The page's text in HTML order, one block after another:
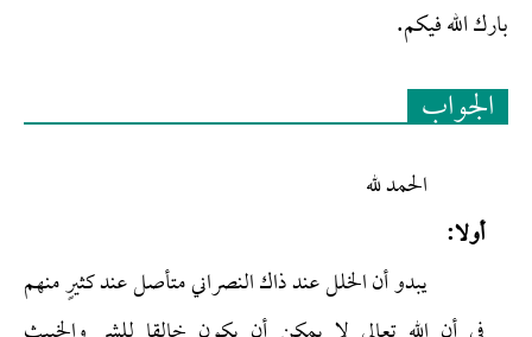
بارك الله فيكم.
الجواب
الحمد لله
أولا:
يبدو أن الخلل عند ذاك النصراني متأصل عند كثيرٍ منهم